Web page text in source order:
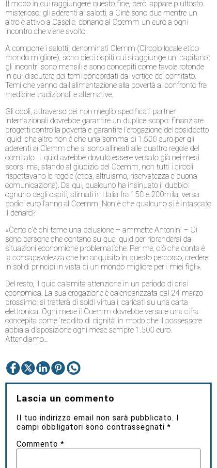
Il modo in cui raggiungere questo fine, però, appare piuttosto
misterioso: gli aderenti ai salotti, a Ciriè sono due mentre un
altro è attivo a Caselle, donano al Coemm un euro a ogni
incontro che viene svolto.
A comporre i salotti, denominati Clemm (Circolo locale etico
mondo migliore), sono dieci ospiti cui si aggiunge un ‘capitano’:
gli incontri sono mensili e sono concepiti come tavole rotonde
in cui discutere dei temi concordati dal vertice del comitato.
Temi che vanno dall’alimentazione alla povertà al confronto fra
medicine tradizionali e alternative.
Gli oboli, attraverso dei non meglio specificati partner
internazionali dovrebbe garantire un duplice scopo: finanziare
progetti contro la povertà e garantire l’erogazione del cosiddetto
‘quid’ che altro non è che una somma di 1.500 euro per gli
aderenti ai Clemm che si sono allineati alle quattro regole del
comitato. Il quid avrebbe dovuto essere versato già nei mesi
scorsi ma, stando al giudizio del Coemm, non tutti i circoli
rispettavano le regole (etica, altruismo, riservatezza e buona
comunicazione). Da qui, qualcuno ha insinuato il dubbio:
ognuno degli ospiti, stimati in Italia fra 150 e 200mila, versa
dodici euro l’anno al Coemm. Non è che qualcuno si è intascato
il denaro?
«Certo c’è chi teme una delusione – ammette Antonini – Ci
sono persone che contano su quel quid per riprendersi da
situazioni economiche problematiche. Per me, ciò che conta è
la consapevolezza che ho acquisito in questo percorso, credere
in solidi principi in vista di un mondo migliore per i miei figli».
Del resto, il quid calamita attenzione in un periodo di crisi
economica. La sua erogazione è calendarizzata dal 24 marzo
prossimo: si tratterà di soldi virtuali, caricati su una carta
elettronica. Ogni mese il Coemm dovrebbe versare una cifra
concepita come ‘reddito di dignità’ in modo che il possessore
abbia a disposizione ogni mese sempre 1.500 euro.
Attendiamo…
Lascia un commento
Il tuo indirizzo email non sarà pubblicato. I
campi obbligatori sono contrassegnati*
Commento*